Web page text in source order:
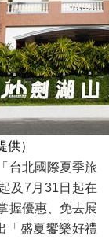
）
台北國際夏季旅
及7月31日起在
握優惠、免去展
「盛夏饗樂好禮